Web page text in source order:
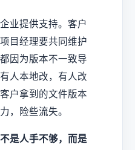
业提供支持。客户
目经理要共同维护
因为版本不一致导
人本地改，有人改
户拿到的文件版本
，险些流失。
是人手不够，而是